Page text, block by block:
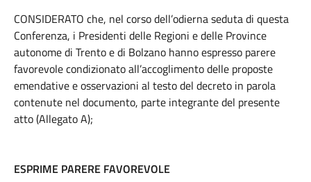
CONSIDERATO che, nel corso dell’odierna seduta di questa
Conferenza, i Presidenti delle Regioni e delle Province
autonome di Trento e di Bolzano hanno espresso parere
favorevole condizionato all’accoglimento delle proposte
emendative e osservazioni al testo del decreto in parola
contenute nel documento, parte integrante del presente
atto (Allegato A);
ESPRIME PARERE FAVOREVOLE